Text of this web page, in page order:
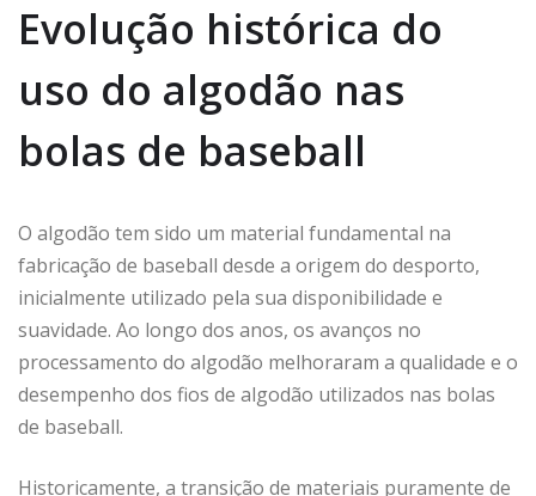
Evolução histórica do
uso do algodão nas
bolas de baseball
O algodão tem sido um material fundamental na
fabricação de baseball desde a origem do desporto,
inicialmente utilizado pela sua disponibilidade e
suavidade. Ao longo dos anos, os avanços no
processamento do algodão melhoraram a qualidade e o
desempenho dos fios de algodão utilizados nas bolas
de baseball.
Historicamente, a transição de materiais puramente de